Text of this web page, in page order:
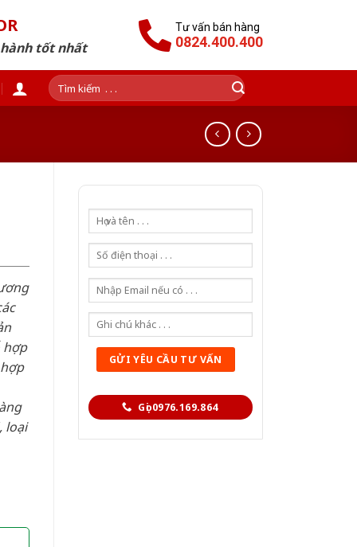
tốt nhất
Tư vấn bán hàng
0824.400.400
Tìm
kiếm:
Gọi 0976.169.864
hợp
loại